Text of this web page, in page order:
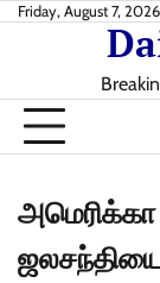
SkipFriday, August 7, 2026